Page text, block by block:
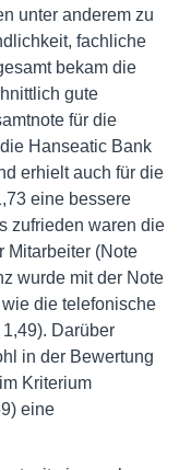
unter anderem zu
fachliche
bekam die
gute
für die
Hanseatic Bank
erhielt auch für die
eine bessere
zufrieden waren die
Mitarbeiter (Note
wurde mit der Note
die telefonische
Darüber
in der Bewertung
Kriterium
eine